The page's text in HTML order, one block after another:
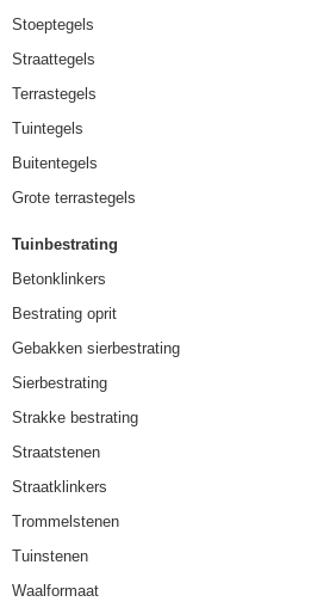
Stoeptegels
Straattegels
Terrastegels
Tuintegels
Buitentegels
Grote terrastegels
Tuinbestrating
Betonklinkers
Bestrating oprit
Gebakken sierbestrating
Sierbestrating
Strakke bestrating
Straatstenen
Straatklinkers
Trommelstenen
Tuinstenen
Waalformaat